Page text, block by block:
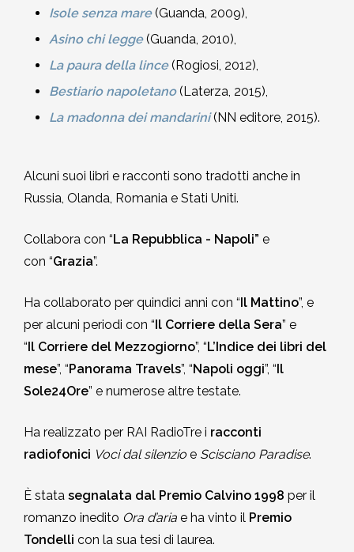
Isole senza mare (Guanda, 2009),
Asino chi legge (Guanda, 2010),
La paura della lince (Rogiosi, 2012),
Bestiario napoletano (Laterza, 2015),
La madonna dei mandarini (NN editore, 2015).
Alcuni suoi libri e racconti sono tradotti anche in
Russia, Olanda, Romania e Stati Uniti.
Collabora con “La Repubblica - Napoli” e
con “Grazia”.
Ha collaborato per quindici anni con “Il Mattino”, e
per alcuni periodi con “Il Corriere della Sera” e
“Il Corriere del Mezzogiorno”, “L’Indice dei libri del
mese”, “Panorama Travels”, “Napoli oggi”, “Il
Sole24Ore” e numerose altre testate.
Ha realizzato per RAI RadioTre i racconti
radiofonici Voci dal silenzio e Scisciano Paradise.
È stata segnalata dal Premio Calvino 1998 per il
romanzo inedito Ora d’aria e ha vinto il Premio
Tondelli con la sua tesi di laurea.